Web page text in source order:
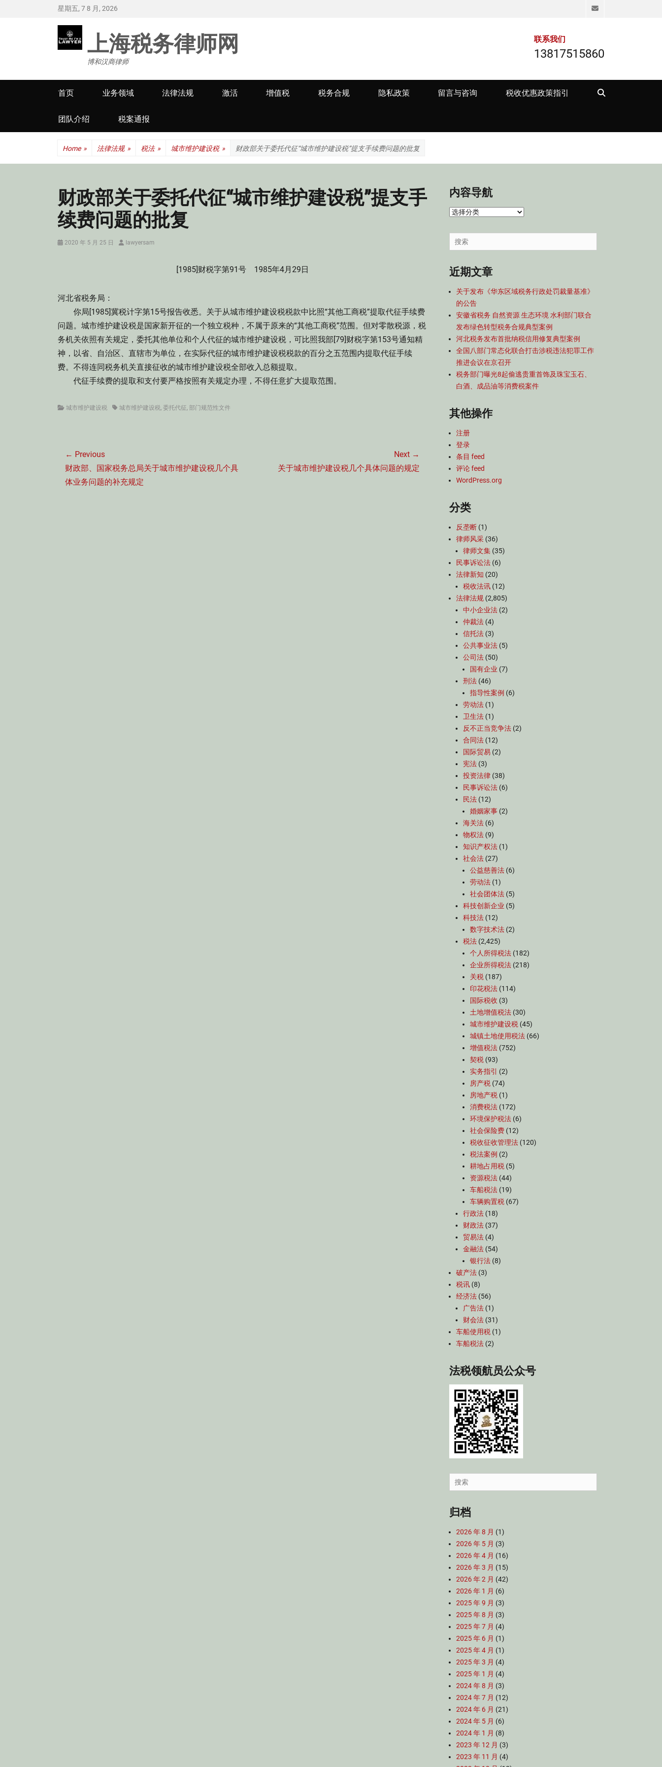
星期五, 7 8 月, 2026 Email
上海税务律师网
博和汉商律师
联系我们
13817515860
Primary
menu
首页 业务领域 法律法规 激活 增值税 税务合规 隐私政策 留言与咨询 税收优惠政策指引
团队介绍 税案通报
Home » 法律法规 » 税法 » 城市维护建设税 » 财政部关于委托代征“城市维护建设税”提支手续费问题的批复
财政部关于委托代征“城市维护建设税”提支手
续费问题的批复
Posted
2020 年 5 月 25 日 Authorlawyersam
[1985]财税字第91号 1985年4月29日
河北省税务局：
你局[1985]冀税计字第15号报告收悉。关于从城市维护建设税税款中比照“其他工商税”提取代征手续费
问题。城市维护建设税是国家新开征的一个独立税种，不属于原来的“其他工商税”范围。但对零散税源，税
务机关依照有关规定，委托其他单位和个人代征的城市维护建设税，可比照我部[79]财税字第153号通知精
神，以省、自治区、直辖市为单位，在实际代征的城市维护建设税税款的百分之五范围内提取代征手续
费。不得连同税务机关直接征收的城市维护建设税全部收入总额提取。
代征手续费的提取和支付要严格按照有关规定办理，不得任意扩大提取范围。
Categories
城市维护建设税 Tags城市维护建设税, 委托代征, 部门规范性文件
章
导
航
← Previous
Previous
post:
财政部、国家税务总局关于城市维护建设税几个具
体业务问题的补充规定
Next →
关于城市维护建设税几个具体问题的规定
内容导航
内
导
航
Search
for:
近期文章
关于发布《华东区域税务行政处罚裁量基准》
的公告
安徽省税务 自然资源 生态环境 水利部门联合
发布绿色转型税务合规典型案例
河北税务发布首批纳税信用修复典型案例
全国八部门常态化联合打击涉税违法犯罪工作
推进会议在京召开
税务部门曝光8起偷逃贵重首饰及珠宝玉石、
白酒、成品油等消费税案件
其他操作
注册
登录
条目 feed
评论 feed
WordPress.org
分类
反垄断 (1)
律师风采 (36)
律师文集 (35)
民事诉讼法 (6)
法律新知 (20)
税收法讯 (12)
法律法规 (2,805)
中小企业法 (2)
仲裁法 (4)
信托法 (3)
公共事业法 (5)
公司法 (50)
国有企业 (7)
刑法 (46)
指导性案例 (6)
劳动法 (1)
卫生法 (1)
反不正当竞争法 (2)
合同法 (12)
国际贸易 (2)
宪法 (3)
投资法律 (38)
民事诉讼法 (6)
民法 (12)
婚姻家事 (2)
海关法 (6)
物权法 (9)
知识产权法 (1)
社会法 (27)
公益慈善法 (6)
劳动法 (1)
社会团体法 (5)
科技创新企业 (5)
科技法 (12)
数字技术法 (2)
税法 (2,425)
个人所得税法 (182)
企业所得税法 (218)
关税 (187)
印花税法 (114)
国际税收 (3)
土地增值税法 (30)
城市维护建设税 (45)
城镇土地使用税法 (66)
增值税法 (752)
契税 (93)
实务指引
(2)
房产税 (74)
房地产税 (1)
消费税法 (172)
环境保护税法 (6)
社会保险费 (12)
税收征收管理法 (120)
税法案例 (2)
耕地占用税 (5)
资源税法 (44)
车船税法 (19)
车辆购置税 (67)
行政法 (18)
财政法 (37)
贸易法 (4)
金融法 (54)
银行法 (8)
破产法 (3)
税讯 (8)
经济法 (56)
广告法 (1)
财会法 (31)
车船使用税 (1)
车船税法 (2)
法税领航员公众号
Search
for:
归档
2026 年 8 月 (1)
2026 年 5 月 (3)
2026 年 4 月 (16)
2026 年 3 月 (15)
2026 年 2 月 (42)
2026 年 1 月 (6)
2025 年 9 月 (3)
2025 年 8 月 (3)
2025 年 7 月 (4)
2025 年 6 月 (1)
2025 年 4 月 (1)
2025 年 3 月 (4)
2025 年 1 月 (4)
2024 年 8 月 (3)
2024 年 7 月 (12)
2024 年 6 月 (21)
2024 年 5 月 (6)
2024 年 1 月 (8)
2023 年 12 月 (3)
2023 年 11 月 (4)